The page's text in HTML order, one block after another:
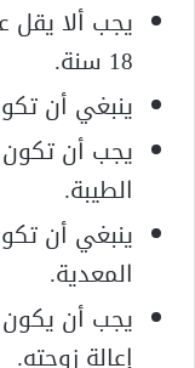
18 سنة.
ينبغي أن
يجب أن
الطيبة.
ينبغي أن
المعدية.
يجب أن يكون
إعالة زوجته.